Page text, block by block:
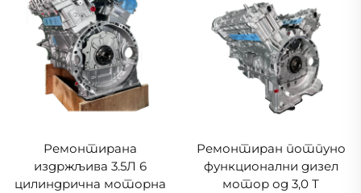
Ремонтирана
издржљива 3.5Л 6
цилиндрична моторна
Ремонтиран потпуно
функционални дизел
мотор од 3,0 Т